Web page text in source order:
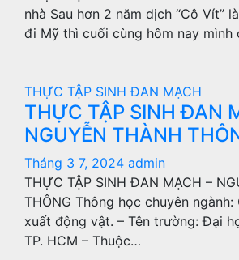
nhà Sau hơn 2 năm dịch “Cô Vít”
đi Mỹ thì cuối cùng hôm nay mình
THỰC TẬP SINH ĐAN MẠCH
THỰC TẬP SINH ĐAN
NGUYỄN THÀNH
Tháng 3 7, 2024 admin
THỰC TẬP SINH ĐAN MẠCH –
THÔNG Thông học chuyên ngành:
xuất động vật. – Tên trường: Đại
TP. HCM – Thuộc…